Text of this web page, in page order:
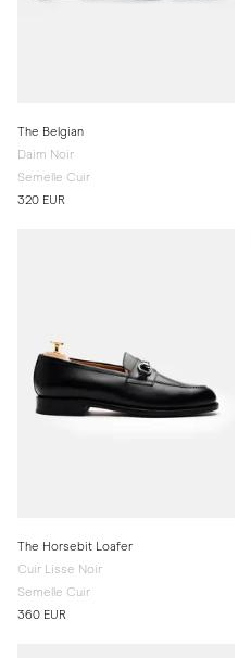
The Belgian
Daim Noir
Semelle Cuir
320 EUR
The Horsebit Loafer
Cuir Lisse Noir
Semelle Cuir
360 EUR